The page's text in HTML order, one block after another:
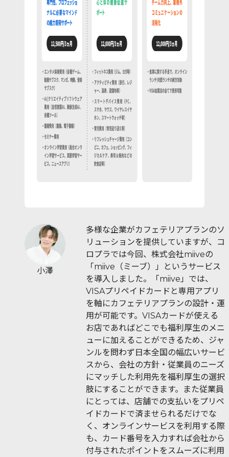
小澤
多様な企業がカフェテリアプランのソ
リューションを提供していますが、コ
ロプラでは今回、株式会社miiveの
「miive（ミーブ）」というサービス
を導入しました。「miive」では、
VISAプリペイドカードと専用アプリ
を軸にカフェテリアプランの設計・運
用が可能です。VISAカードが使える
お店であればどこでも福利厚生のメニ
ューに加えることができるため、ジャ
ンルを問わず日本全国の幅広いサービ
スから、会社の方針・従業員のニーズ
にマッチした利用先を福利厚生の選択
肢にすることができます。また従業員
にとっては、店舗での支払いをプリペ
イドカードで済ませられるだけでな
く、オンラインサービスを利用する際
も、カード番号を入力すれば会社から
付与されたポイントをスムーズに利用